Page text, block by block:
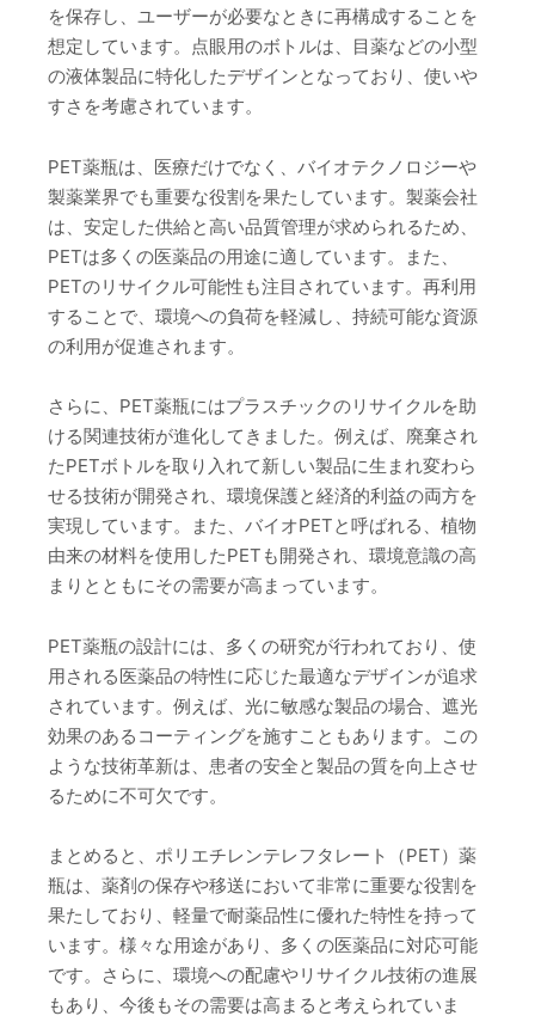
を保存し、ユーザーが必要なときに再構成することを
想定しています。点眼用のボトルは、目薬などの小型
の液体製品に特化したデザインとなっており、使いや
すさを考慮されています。
PET薬瓶は、医療だけでなく、バイオテクノロジーや
製薬業界でも重要な役割を果たしています。製薬会社
は、安定した供給と高い品質管理が求められるため、
PETは多くの医薬品の用途に適しています。また、
PETのリサイクル可能性も注目されています。再利用
することで、環境への負荷を軽減し、持続可能な資源
の利用が促進されます。
さらに、PET薬瓶にはプラスチックのリサイクルを助
ける関連技術が進化してきました。例えば、廃棄され
たPETボトルを取り入れて新しい製品に生まれ変わら
せる技術が開発され、環境保護と経済的利益の両方を
実現しています。また、バイオPETと呼ばれる、植物
由来の材料を使用したPETも開発され、環境意識の高
まりとともにその需要が高まっています。
PET薬瓶の設計には、多くの研究が行われており、使
用される医薬品の特性に応じた最適なデザインが追求
されています。例えば、光に敏感な製品の場合、遮光
効果のあるコーティングを施すこともあります。この
ような技術革新は、患者の安全と製品の質を向上させ
るために不可欠です。
まとめると、ポリエチレンテレフタレート（PET）薬
瓶は、薬剤の保存や移送において非常に重要な役割を
果たしており、軽量で耐薬品性に優れた特性を持って
います。様々な用途があり、多くの医薬品に対応可能
です。さらに、環境への配慮やリサイクル技術の進展
もあり、今後もその需要は高まると考えられていま